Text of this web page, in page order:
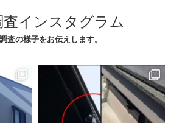
査インスタグラム
査の様子をお伝えします。